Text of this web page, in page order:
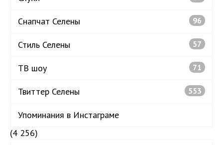
Снапчат Селены 96
Стиль Селены 57
ТВ шоу 71
Твиттер Селены 553
Упоминания в Инстаграме
(4 256)